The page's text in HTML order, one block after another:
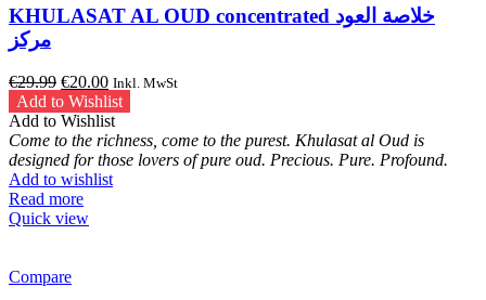
KHULASAT AL OUD concentrated خلاصة العود
مركز
€29.99 Original
price
was:
€29.99.
€20.00Current
price
is:
€20.00.
Inkl. MwSt
Add to Wishlist
Add to Wishlist
Come to the richness, come to the purest. Khulasat al Oud is
designed for those lovers of pure oud. Precious. Pure. Profound.
Add to wishlist
Read more
Quick view
Compare